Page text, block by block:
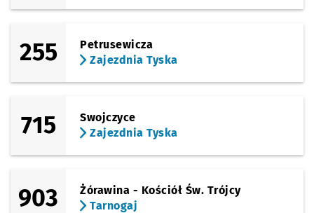
255
Petrusewicza
Zajezdnia Tyska
715
Swojczyce
Zajezdnia Tyska
903
Żórawina - Kościół Św. Trójcy
Tarnogaj